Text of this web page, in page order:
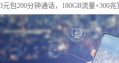
元包200分钟通话，180GB流量+300兆